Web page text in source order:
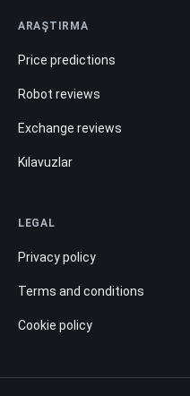
ARAŞTIRMA
Price predictions
Robot reviews
Exchange reviews
Kılavuzlar
LEGAL
Privacy policy
Terms and conditions
Cookie policy